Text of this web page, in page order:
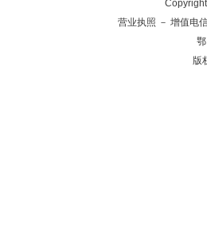
营业执照 － 增值电
版